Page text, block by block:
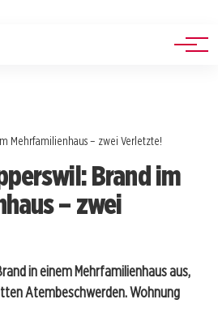
Mehrfamilienhaus – zwei Verletzte!
Brand im
– zwei
in einem Mehrfamilienhaus aus,
Atembeschwerden. Wohnung